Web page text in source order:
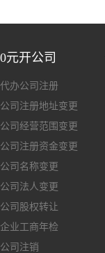
0元开公司
代办公司注册
公司注册地址变更
公司经营范围变更
公司注册资金变更
公司名称变更
公司法人变更
公司股权转让
企业工商年检
公司注销